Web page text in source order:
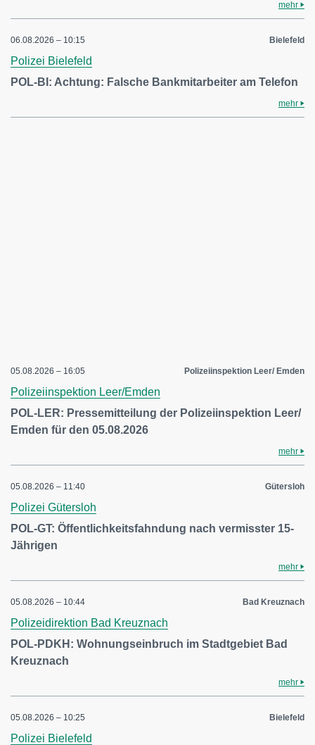
mehr
06.08.2026 – 10:15 Bielefeld
Polizei Bielefeld
POL-BI: Achtung: Falsche Bankmitarbeiter am Telefon
mehr
05.08.2026 – 16:05 Polizeiinspektion Leer/ Emden
Polizeiinspektion Leer/Emden
POL-LER: Pressemitteilung der Polizeiinspektion Leer/
Emden für den 05.08.2026
mehr
05.08.2026 – 11:40 Gütersloh
Polizei Gütersloh
POL-GT: Öffentlichkeitsfahndung nach vermisster 15-
Jährigen
mehr
05.08.2026 – 10:44 Bad Kreuznach
Polizeidirektion Bad Kreuznach
POL-PDKH: Wohnungseinbruch im Stadtgebiet Bad
Kreuznach
mehr
05.08.2026 – 10:25 Bielefeld
Polizei Bielefeld